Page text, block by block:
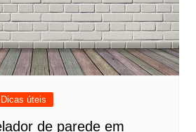
Dicas úteis
de parede em